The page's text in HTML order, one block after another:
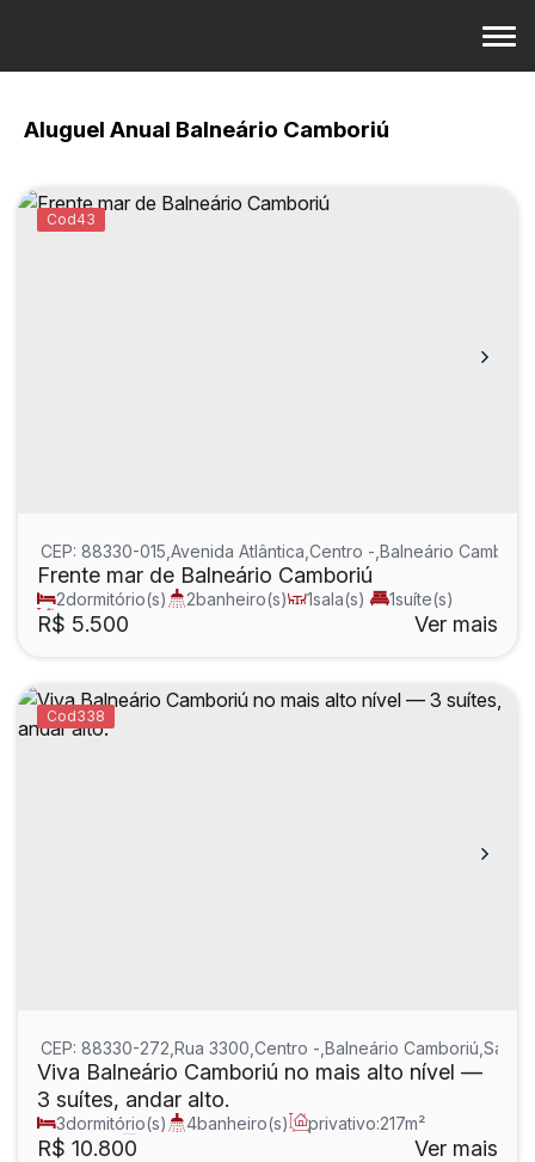
Aluguel Anual Balneário Camboriú
43
Frente mar de Balneário Camboriú
R$ 5.500
CEP: 88330-015 Avenida Atlântica Centro Balneário Camboriú
2dormitório(s) 2banheiro(s) 1sala(s) 1suíte(s)
total:100m² Ver mais
338
Viva Balneário Camboriú no mais alto nível —
3 suítes, andar alto.
R$ 10.800
CEP: 88330-272 Rua 3300 Centro Balneário Camboriú Santa
3dormitório(s) 4banheiro(s) privativo:217m²
1sala(s) Ver mais